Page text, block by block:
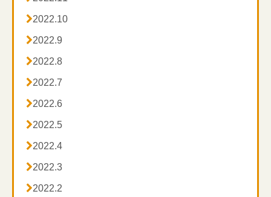
2022.10
2022.9
2022.8
2022.7
2022.6
2022.5
2022.4
2022.3
2022.2